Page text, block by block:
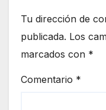
Tu dirección de
publicada. Los
marcados con *
Comentario *